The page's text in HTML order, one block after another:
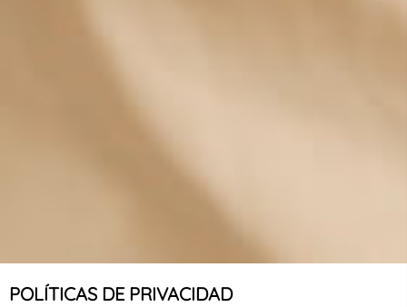
POLÍTICAS DE PRIVACIDAD